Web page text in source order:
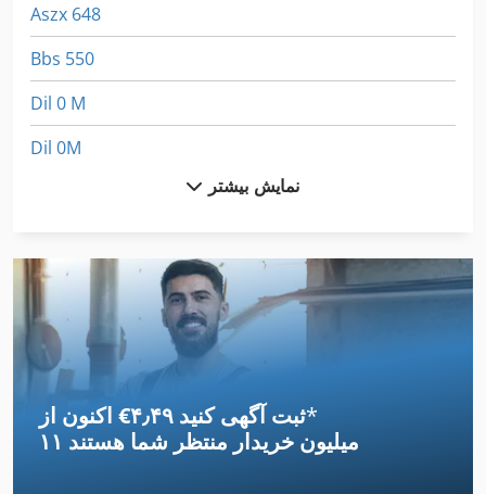
Aszx 648
Bbs 550
Dil 0 M
Dil 0M
Fz 0
German
Hsc 20 Linear
Kgs 1670
Ls 703
نمایش بیشتر
اکنون از ‎€۴٫۴۹ ثبت آگهی کنید*
۱۱ میلیون خریدار منتظر شما هستند